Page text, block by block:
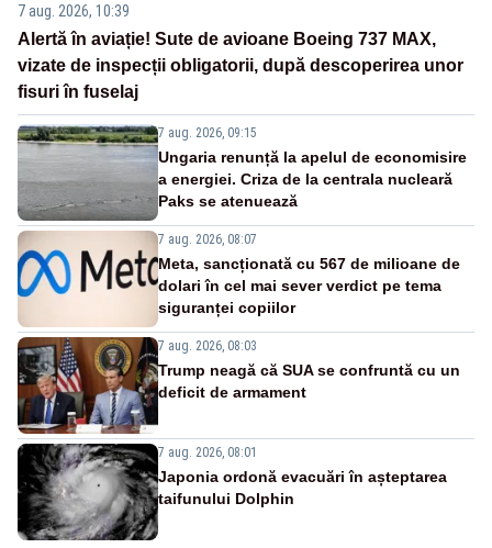
7 aug. 2026, 10:39
Alertă în aviație! Sute de avioane Boeing 737 MAX,
vizate de inspecții obligatorii, după descoperirea unor
fisuri în fuselaj
7 aug. 2026, 09:15
Ungaria renunță la apelul de economisire
a energiei. Criza de la centrala nucleară
Paks se atenuează
7 aug. 2026, 08:07
Meta, sancționată cu 567 de milioane de
dolari în cel mai sever verdict pe tema
siguranței copiilor
7 aug. 2026, 08:03
Trump neagă că SUA se confruntă cu un
deficit de armament
7 aug. 2026, 08:01
Japonia ordonă evacuări în așteptarea
taifunului Dolphin